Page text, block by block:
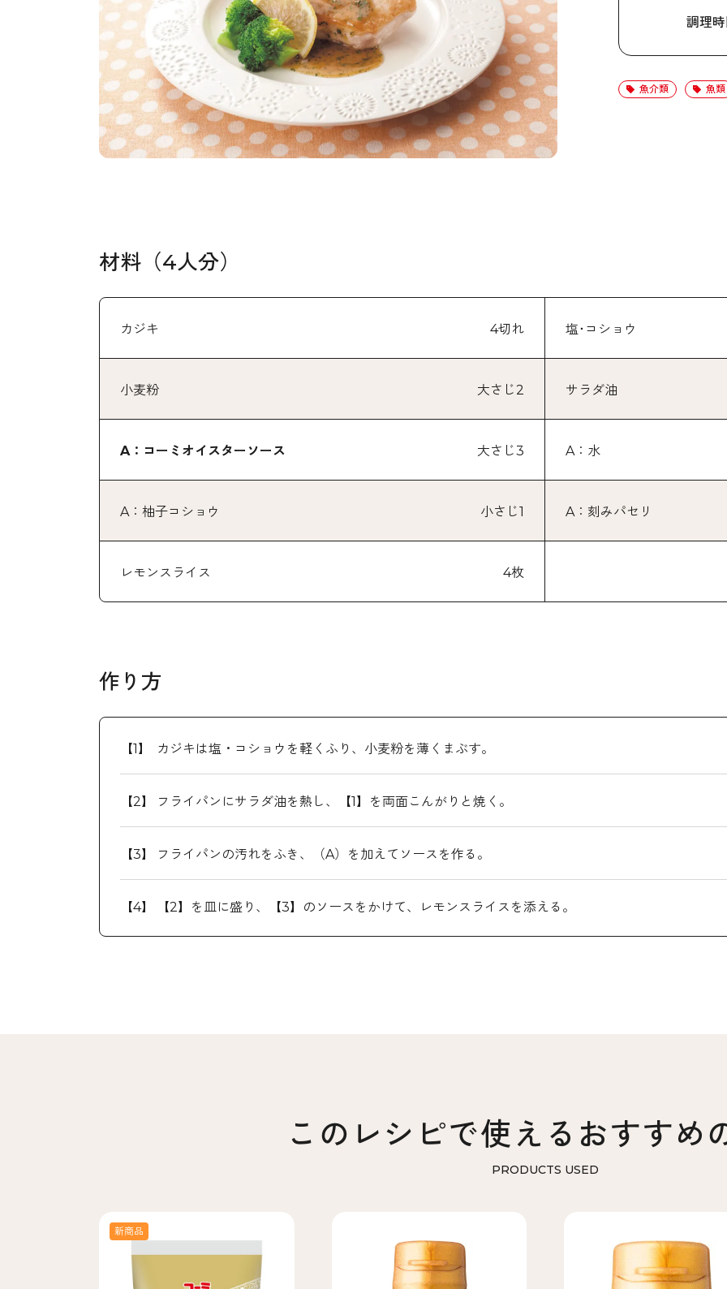
調理
魚介類 魚類
材料（4人分）
カジキ 4切れ 塩･コショウ
小麦粉 大さじ2 サラダ油
A：コーミオイスターソース 大さじ3 A：水
A：柚子コショウ 小さじ1 A：刻みパセリ
レモンスライス 4枚
作り方
カジキは塩・コショウを軽くふり、小麦粉を薄くまぶす。
フライパンにサラダ油を熱し、【1】を両面こんがりと焼く。
フライパンの汚れをふき、（A）を加えてソースを作る。
【2】を皿に盛り、【3】のソースをかけて、レモンスライスを添える。
このレシピで使える おすすめ
PRODUCTS USED
新商品